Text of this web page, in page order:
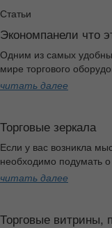
Статьи
Экономпанели что
Одним из самых
мире торгового
читать далее
Торговые зеркала
Если у вас возникла
необходимо подумать о
читать далее
Торговые витрины,